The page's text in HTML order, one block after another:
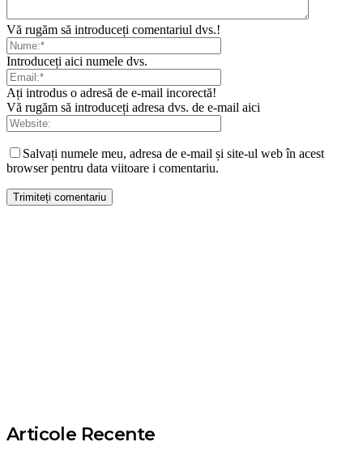
Vă rugăm să introduceți comentariul dvs.!
Introduceți aici numele dvs.
Ați introdus o adresă de e-mail incorectă!
Vă rugăm să introduceți adresa dvs. de e-mail aici
Salvați numele meu, adresa de e-mail și site-ul web în acest
browser pentru data viitoare i comentariu.
Articole Recente